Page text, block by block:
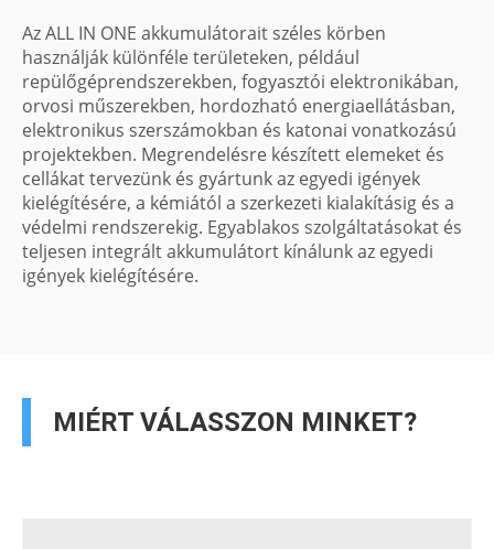
Az ALL IN ONE akkumulátorait széles körben
használják különféle területeken, például
repülőgéprendszerekben, fogyasztói elektronikában,
orvosi műszerekben, hordozható energiaellátásban,
elektronikus szerszámokban és katonai vonatkozású
projektekben. Megrendelésre készített elemeket és
cellákat tervezünk és gyártunk az egyedi igények
kielégítésére, a kémiától a szerkezeti kialakításig és a
védelmi rendszerekig. Egyablakos szolgáltatásokat és
teljesen integrált akkumulátort kínálunk az egyedi
igények kielégítésére.
MIÉRT VÁLASSZON MINKET?